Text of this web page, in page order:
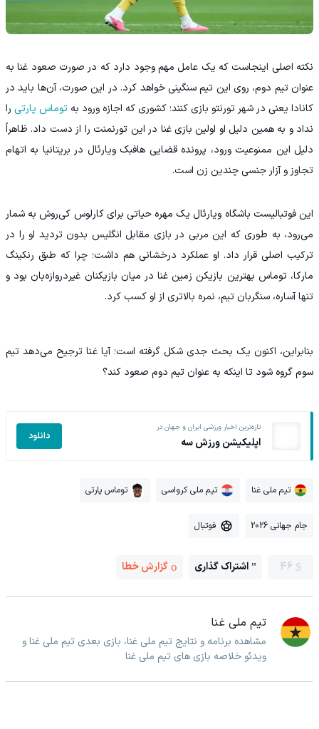
نکته اصلی اینجاست که یک عامل مهم وجود دارد که در صورت صعود غنا به
عنوان تیم دوم، روی این تیم سنگینی خواهد کرد. در این صورت، آن‌ها باید در
کانادا یعنی در شهر تورنتو بازی کنند؛ کشوری که اجازه ورود به توماس پارتی را
نداد و به همین دلیل او اولین بازی غنا در این تورنمنت را از دست داد. ظاهراً
دلیل این ممنوعیت ورود، پرونده قضایی هافبک ویارئال در بریتانیا به اتهام
تجاوز و آزار جنسی چندین زن است.
این فوتبالیست باشگاه ویارئال یک مهره حیاتی برای کارلوس کی‌روش به شمار
می‌رود، به طوری که این مربی در بازی مقابل انگلیس بدون تردید او را در
ترکیب اصلی قرار داد. او عملکرد درخشانی هم داشت؛ چرا که طبق رنکینگ
مارکا، توماس بهترین بازیکن زمین غنا در میان بازیکنان غیردروازه‌بان بود و
تنها آساره، سنگربان تیم، نمره بالاتری از او کسب کرد.
بنابراین، اکنون یک بحث جدی شکل گرفته است؛ آیا غنا ترجیح می‌دهد تیم
سوم گروه شود تا اینکه به عنوان تیم دوم صعود کند؟
تازه‌ترین اخبار ورزشی ایران و جهان در
اپلیکیشن ورزش سه دانلود
تیم ملی غنا تیم ملی کرواسی توماس پارتی
جام جهانی 2026 فوتبال
46 اشتراک گذاری گزارش خطا
تیم ملی غنا
مشاهده برنامه و نتایج تیم ملی غنا، بازی بعدی تیم ملی غنا و
ویدئو خلاصه بازی های تیم ملی غنا